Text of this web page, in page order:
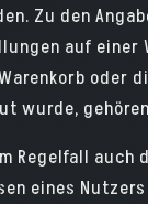
Zu den
auf einer
oder
wurde,
Regelfall auch
eines